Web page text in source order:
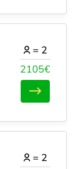
2105€
= 2
= 2